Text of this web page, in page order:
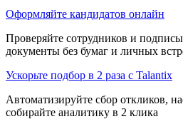
Оформляйте кандидатов онлайн
Проверяйте сотрудников и
документы без бумаг и личных
Ускорьте подбор в 2 раза с Talantix
Автоматизируйте сбор откликов,
собирайте аналитику в 2 клика